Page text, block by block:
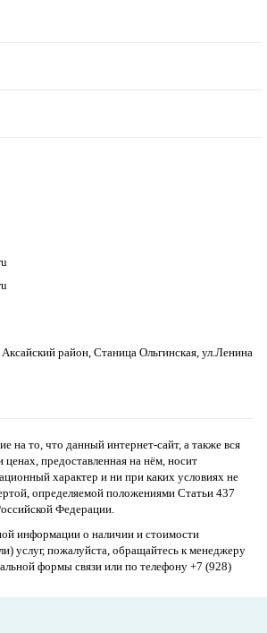
Аксайский район, Станица Ольгинская, ул.Ленина
на то, что данный интернет-сайт, а также вся
предоставленная на нём, носит
характер и ни при каких условиях не
определяемой положениями Статьи 437
Федерации.
информации о наличии и стоимости
услуг, пожалуйста, обращайтесь к менеджеру
формы связи или по телефону +7 (928)